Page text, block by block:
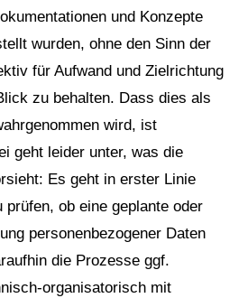
und Konzepte
wurden, ohne den Sinn der
für Aufwand und Zielrichtung
zu behalten. Dass dies als
wird, ist
geht leider unter, was die
Es geht in erster Linie
ob eine geplante oder
personenbezogener Daten
die Prozesse ggf.
organisatorisch mit